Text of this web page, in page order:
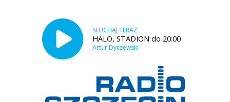
SŁUCHAJ TERAZ
HALO, STADION do 20:00
Artur Dyczewski